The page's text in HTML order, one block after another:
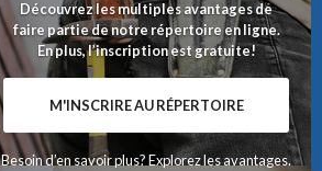
Découvrez les multiples avantages de
faire partie de notre répertoire en ligne.
En plus, l’inscription est gratuite!
M'INSCRIRE AU RÉPERTOIRE
Besoin d’en savoir plus? Explorez les avantages.